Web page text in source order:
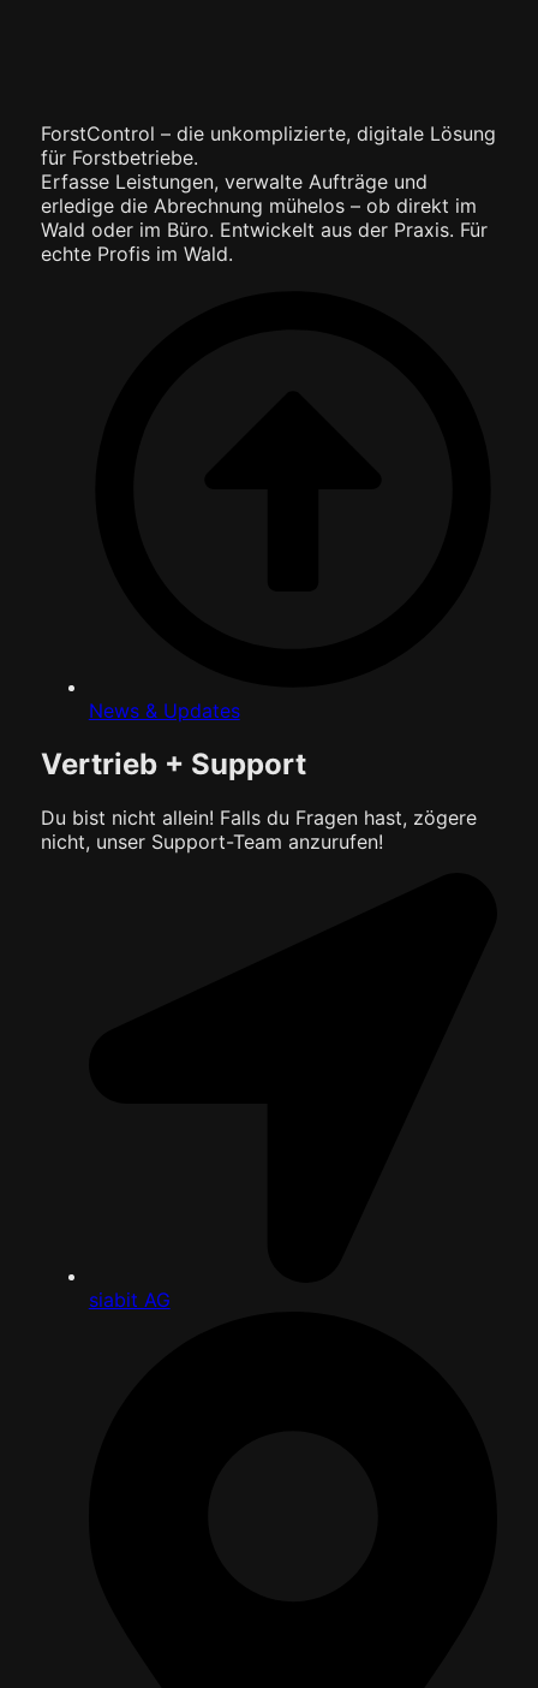
ForstControl – die unkomplizierte, digitale Lösung
für Forstbetriebe.
Erfasse Leistungen, verwalte Aufträge und
erledige die Abrechnung mühelos – ob direkt im
Wald oder im Büro. Entwickelt aus der Praxis. Für
echte Profis im Wald.
News & Updates
Vertrieb + Support
Du bist nicht allein! Falls du Fragen hast, zögere
nicht, unser Support-Team anzurufen!
siabit AG